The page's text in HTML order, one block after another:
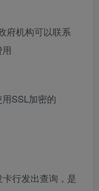
府机构可以联系
SSL加密的
行发出查询，是